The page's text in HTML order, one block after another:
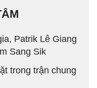
Patrik Lê Giang
Sang Sik
trong trận chung